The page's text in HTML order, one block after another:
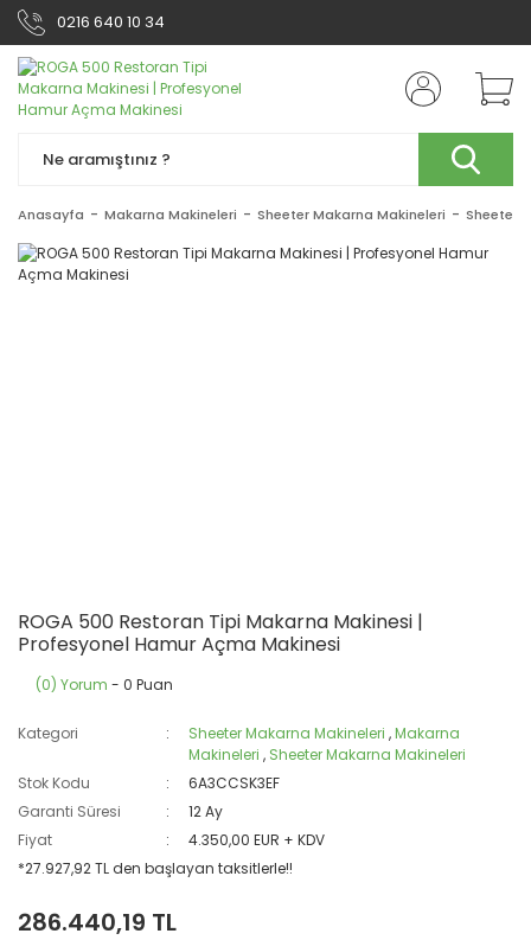
0216 640 10 34
Anasayfa Makarna Makineleri Sheeter Makarna Makineleri Sheeter
ROGA 500 Restoran Tipi Makarna Makinesi |
Profesyonel Hamur Açma Makinesi
(0) Yorum - 0 Puan
Kategori Sheeter Makarna Makineleri ,Makarna
Makineleri , Sheeter Makarna Makineleri
Stok Kodu
6A3CCSK3EF
Garanti Süresi
12 Ay
Fiyat
4.350,00 EUR + KDV
*27.927,92 TL den başlayan taksitlerle!!
286.440,19 TL